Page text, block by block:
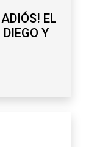
EL
Y